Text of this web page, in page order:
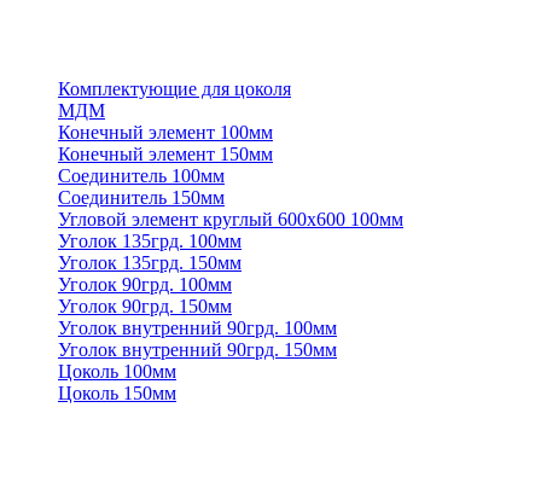
Комплектующие для цоколя
МДМ
Конечный элемент 100мм
Конечный элемент 150мм
Соединитель 100мм
Соединитель 150мм
Угловой элемент круглый 600х600 100мм
Уголок 135грд. 100мм
Уголок 135грд. 150мм
Уголок 90грд. 100мм
Уголок 90грд. 150мм
Уголок внутренний 90грд. 100мм
Уголок внутренний 90грд. 150мм
Цоколь 100мм
Цоколь 150мм